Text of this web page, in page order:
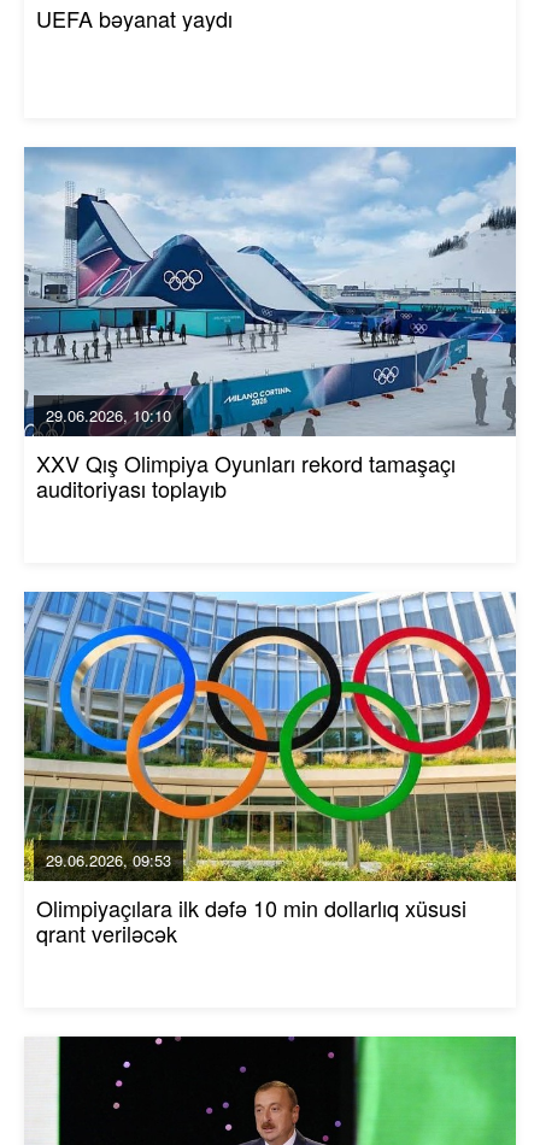
UEFA bəyanat yaydı
29.06.2026, 10:10
XXV Qış Olimpiya Oyunları rekord tamaşaçı
auditoriyası toplayıb
29.06.2026, 09:53
Olimpiyaçılara ilk dəfə 10 min dollarlıq xüsusi
qrant veriləcək